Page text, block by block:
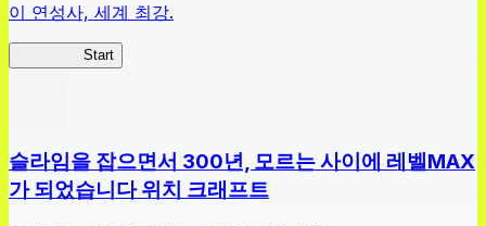
이 연성사, 세계 최강.
Start
슬라임을 잡으면서 300년, 모르는 사이에 레벨MAX
가 되었습니다 위치 크래프트